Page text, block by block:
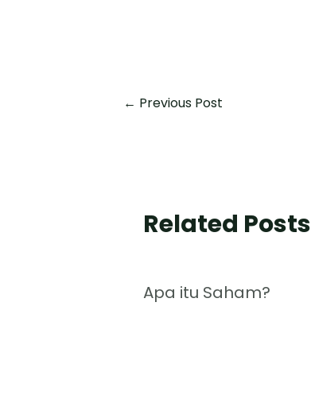
← Previous Post
Related Posts
Apa itu Saham?